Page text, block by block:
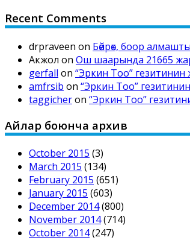
Recent Comments
drpraveen on Бөйрөк, боор
Акжол on Ош шаарында 21665
gerfall on “Эркин Тоо”
amfrsib on “Эркин Тоо”
taggicheron “Эркин Тоо”
Айлар боюнча архив
October 2015 (3)
March 2015 (134)
February 2015 (651)
January 2015 (603)
December 2014(800)
November 2014(714)
October 2014(247)